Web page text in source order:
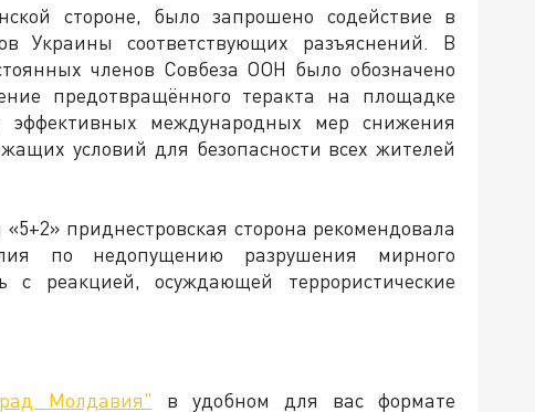
стороне, было запрошено содействие в
Украины соответствующих разъяснений. В
членов Совбеза ООН было обозначено
предотвращённого теракта на площадке
эффективных международных мер снижения
условий для безопасности всех жителей
приднестровская сторона рекомендовала
по недопущению разрушения мирного
с реакцией, осуждающей террористические
Молдавия" в удобном для вас формате